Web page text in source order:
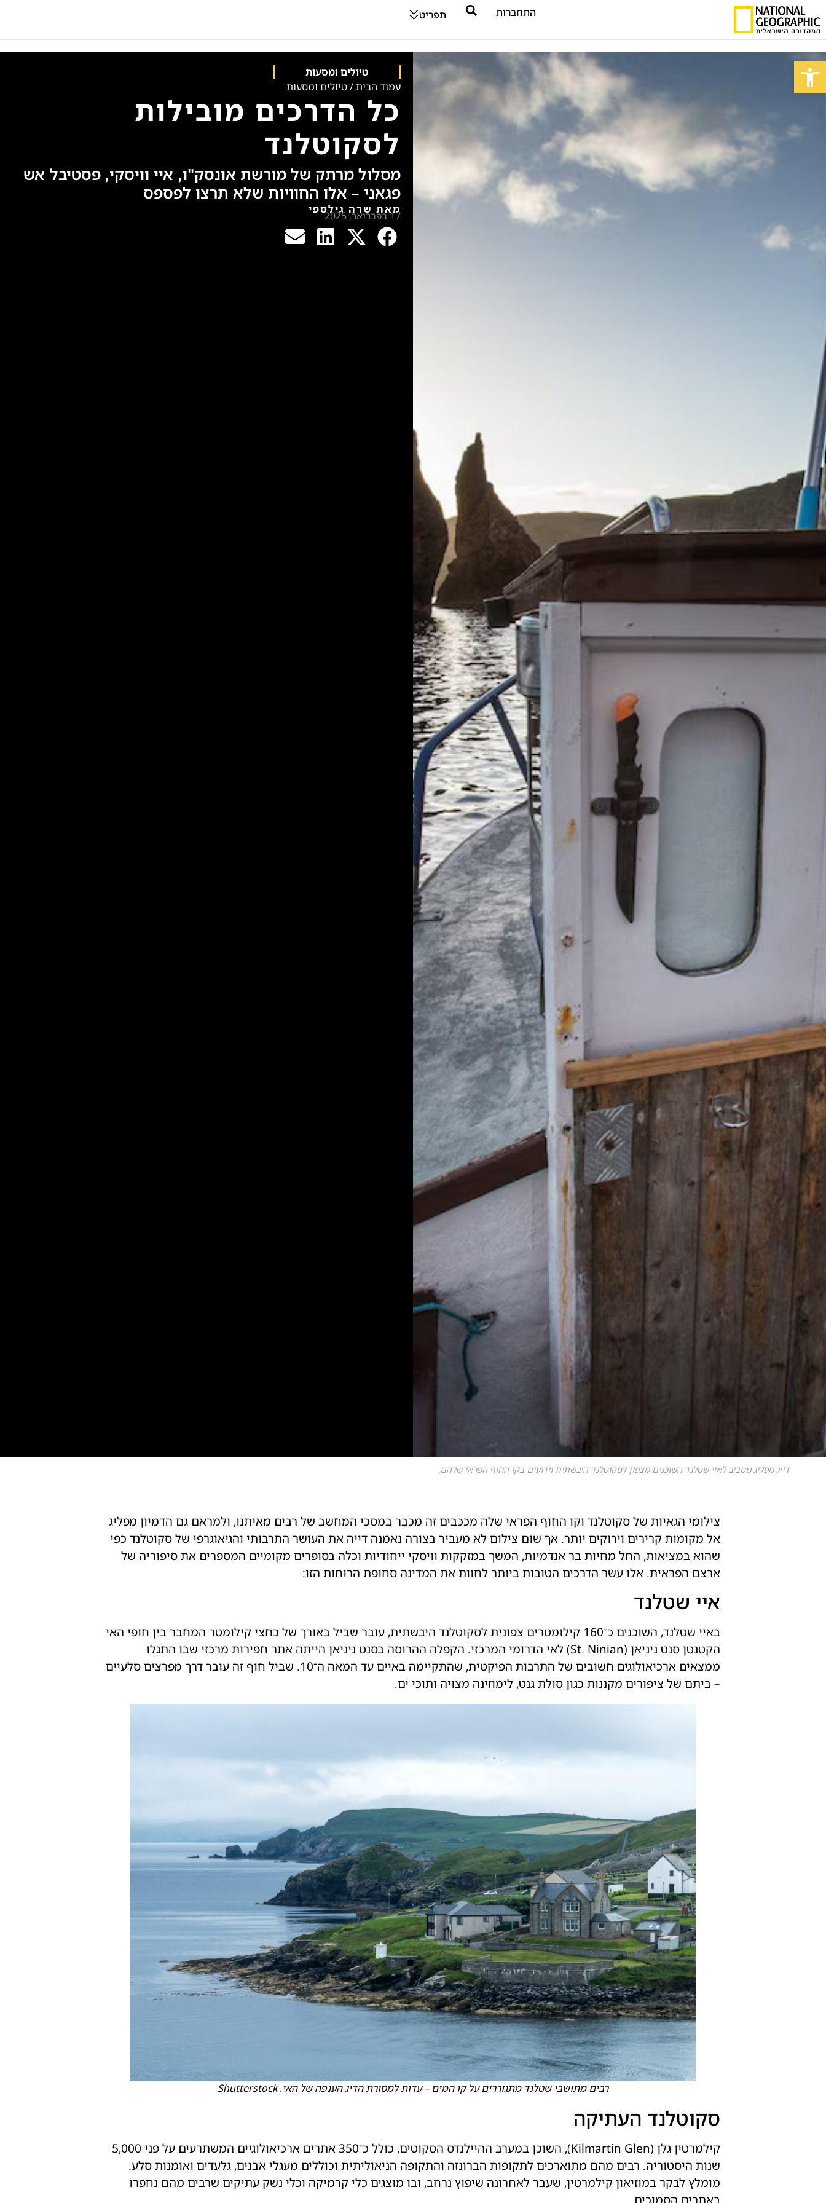
פתח סרגל נגישות
התחברות תפריט
טיולים ומסעות
עמוד הבית/טיולים ומסעות
כל הדרכים מובילות
לסקוטלנד
מסלול מרתק של מורשת אונסק"ו, איי וויסקי, פסטיבל אש
פגאני – אלו החוויות שלא תרצו לפספס
מאת שרה גילספי
17 בפברואר, 2025
דייג מפליג מסביב לאיי שטלנד השוכנים מצפון לסקוטלנד היבשתית וידועים בקו החוף הפראי שלהם.
צילומי הגאיות של סקוטלנד וקו החוף הפראי שלה מככבים זה מכבר במסכי המחשב של רבים מאיתנו, ולמראם גם הדמיון מפליג
אל מקומות קרירים וירוקים יותר. אך שום צילום לא מעביר בצורה נאמנה דייה את העושר התרבותי והגיאוגרפי של סקוטלנד כפי
שהוא במציאות, החל מחיות בר אנדמיות, המשך במזקקות וויסקי ייחודיות וכלה בסופרים מקומיים המספרים את סיפוריה של
ארצם הפראית. אלו עשר הדרכים הטובות ביותר לחוות את המדינה סחופת הרוחות הזו:
איי שטלנד
באיי שטלנד, השוכנים כ־160 קילומטרים צפונית לסקוטלנד היבשתית, עובר שביל באורך של כחצי קילומטר המחבר בין חופי האי
הקטנטן סנט ניניאן (St. Ninian) לאי הדרומי המרכזי. הקפלה ההרוסה בסנט ניניאן הייתה אתר חפירות מרכזי שבו התגלו
ממצאים ארכיאולוגים חשובים של התרבות הפיקטית, שהתקיימה באיים עד המאה ה־10. שביל חוף זה עובר דרך מפרצים סלעיים
– ביתם של ציפורים מקננות כגון סולת גנט, לימוזינה מצויה ותוכי ים.
רבים מתושבי שטלנד מתגוררים על קו המים – עדות למסורת הדיג הענפה של האי. Shutterstock
סקוטלנד העתיקה
קילמרטין גלן (Kilmartin Glen), השוכן במערב ההיילנדס הסקוטים, כולל כ־350 אתרים ארכיאולוגיים המשתרעים על פני 5,000
שנות היסטוריה. רבים מהם מתוארכים לתקופות הברונזה והתקופה הניאוליתית וכוללים מעגלי אבנים, גלעדים ואומנות סלע.
מומלץ לבקר במוזיאון קילמרטין, שעבר לאחרונה שיפוץ נרחב, ובו מוצגים כלי קרמיקה וכלי נשק עתיקים שרבים מהם נחפרו